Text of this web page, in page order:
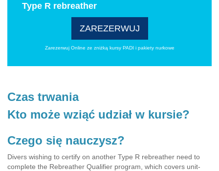
Type R rebreather
ZAREZERWUJ
Zarezerwuj Online ze zniżką kursy PADI i pakiety nurkowe
Czas trwania
Kto może wziąć udział w kursie?
Czego się nauczysz?
Divers wishing to certify on another Type R rebreather need to
complete the Rebreather Qualifier program, which covers unit-